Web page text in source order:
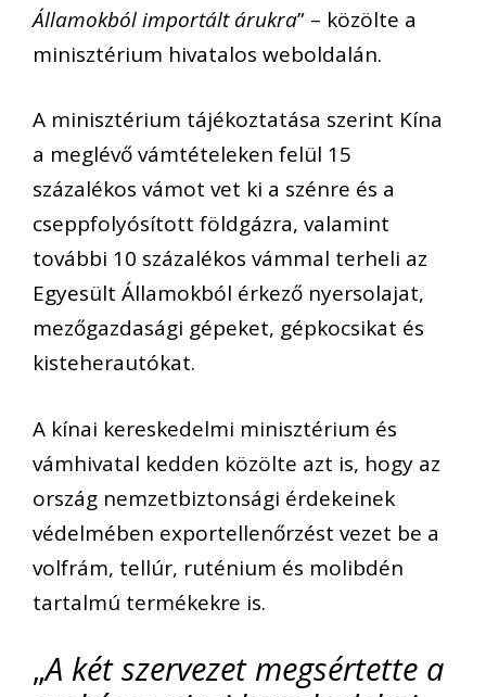
Államokból importált árukra” – közölte a
minisztérium hivatalos weboldalán.
A minisztérium tájékoztatása szerint Kína
a meglévő vámtételeken felül 15
százalékos vámot vet ki a szénre és a
cseppfolyósított földgázra, valamint
további 10 százalékos vámmal terheli az
Egyesült Államokból érkező nyersolajat,
mezőgazdasági gépeket, gépkocsikat és
kisteherautókat.
A kínai kereskedelmi minisztérium és
vámhivatal kedden közölte azt is, hogy az
ország nemzetbiztonsági érdekeinek
védelmében exportellenőrzést vezet be a
volfrám, tellúr, ruténium és molibdén
tartalmú termékekre is.
„A két szervezet megsértette a